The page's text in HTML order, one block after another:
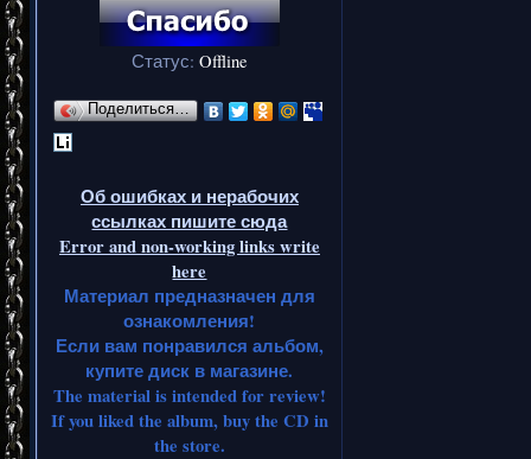
Статус: Offline
Поделиться…
Об ошибках и нерабочих
ссылках пишите сюда
Error and non-working links write
here
Материал предназначен для
ознакомления!
Если вам понравился альбом,
купите диск в магазине.
The material is intended for review!
If you liked the album, buy the CD in
the store.